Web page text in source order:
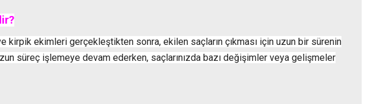
kirpik ekimleri gerçekleştikten sonra, ekilen saçların çıkması için uzun bir sürenin
süreç işlemeye devam ederken, saçlarınızda bazı değişimler veya gelişmeler